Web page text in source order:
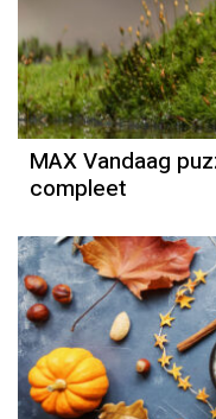
MAX Vandaag
compleet